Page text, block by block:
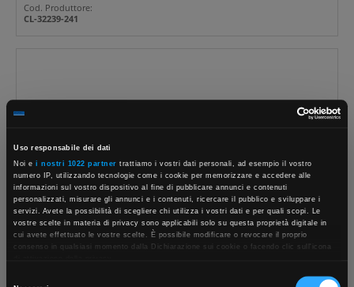
Uso responsabile dei dati
Noi ei nostri 1022 partner trattiamo i vostri dati personali, ad esempio il vostro
numero IP, utilizzando tecnologie come i cookie per memorizzare e accedere alle
informazioni sul vostro dispositivo al fine di pubblicare annunci e contenuti
personalizzati, misurare gli annunci e i contenuti, ricercare il pubblico e sviluppare i
servizi. Avete la possibilità di scegliere chi utilizza i vostri dati e per quali scopi. Le
vostre scelte in materia di privacy sono applicabili solo su questa proprietà digitale in
cui avete effettuato le vostre scelte. È possibile modificare o revocare il proprio
consenso in qualsiasi momento dalla Dichiarazione sui cookie o facendo clic sull'icona
×
Cod. Produttore:
CL-32239-241
QUADRO UTA NEGOZIO 17
Cod. Rexel:
CL-32239-242
Cod. Produttore:
CL-32239-242